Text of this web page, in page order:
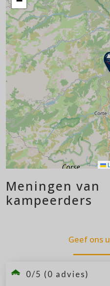
Meningen van
kampeerders
Geef ons
0/5 (0 advies)